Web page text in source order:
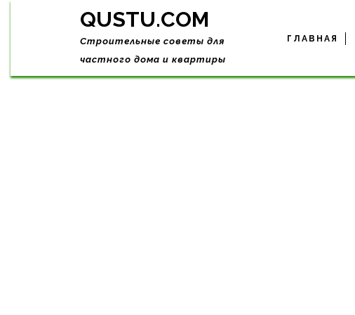
Skip
QUSTU.COM
Строительные советы для
частного дома и квартиры
ГЛАВНАЯ